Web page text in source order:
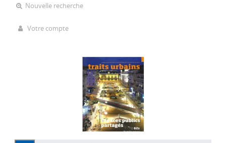
Nouvelle recherche
Votre compte